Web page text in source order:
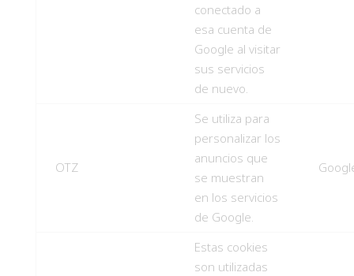
conectado a
esa cuenta de
Google al visitar
sus servicios
de nuevo.
OTZ
Se utiliza para
personalizar los
anuncios que
se muestran
en los servicios
de Google.
Estas cookies
son utilizadas